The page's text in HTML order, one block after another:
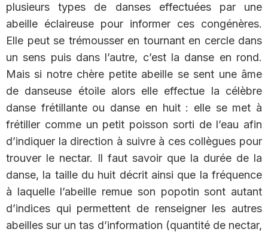
plusieurs types de danses effectuées par une
abeille éclaireuse pour informer ces congénères.
Elle peut se trémousser en tournant en cercle dans
un sens puis dans l’autre, c’est la danse en rond.
Mais si notre chère petite abeille se sent une âme
de danseuse étoile alors elle effectue la célèbre
danse frétillante ou danse en huit : elle se met à
frétiller comme un petit poisson sorti de l’eau afin
d’indiquer la direction à suivre à ces collègues pour
trouver le nectar. Il faut savoir que la durée de la
danse, la taille du huit décrit ainsi que la fréquence
à laquelle l’abeille remue son popotin sont autant
d’indices qui permettent de renseigner les autres
abeilles sur un tas d’information (quantité de nectar,